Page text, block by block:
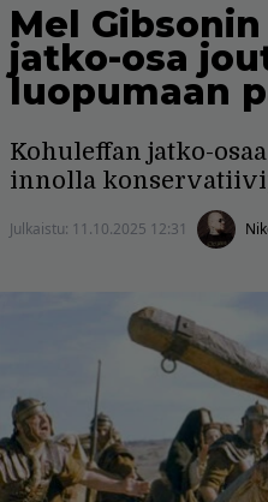
Mel
jatko-osa
luopumaan
Kohuleffan jatko-
innolla
Julkaistu: 11.10.2025 12:31